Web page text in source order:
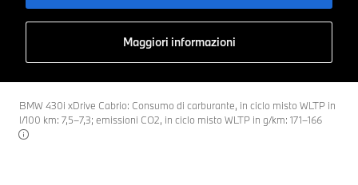
Maggiori informazioni
BMW 430i xDrive Cabrio: Consumo di carburante, in ciclo misto WLTP in
l/100 km: 7,5–7,3; emissioni CO2, in ciclo misto WLTP in g/km: 171–166